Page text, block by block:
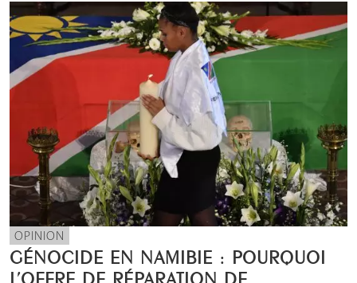
OPINION
GÉNOCIDE EN NAMIBIE : POURQUOI
L’OFFRE DE RÉPARATION DE